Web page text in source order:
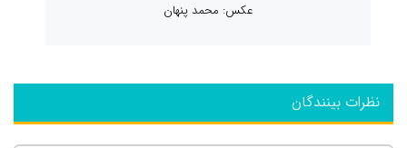
عکس: محمد پنهان
نظرات بینندگان